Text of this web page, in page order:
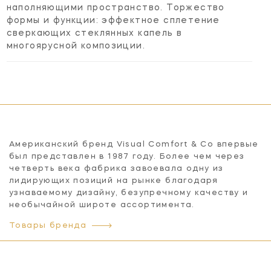
наполняющими пространство. Торжество
формы и функции: эффектное сплетение
сверкающих стеклянных капель в
многоярусной композиции.
Американский бренд Visual Comfort & Co впервые
был представлен в 1987 году. Более чем через
четверть века фабрика завоевала одну из
лидирующих позиций на рынке благодаря
узнаваемому дизайну, безупречному качеству и
необычайной широте ассортимента.
Товары бренда